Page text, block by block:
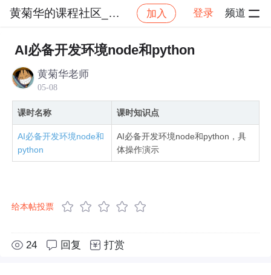
黄菊华的课程社区_NO_27 加入 登录 频道
社区 黄菊华的课程社区_NO_27
AI必备开发环境node和python
黄菊华老师
05-08
课时名称 课时知识点
AI必备开发环境node和
python
AI必备开发环境node和python，具
体操作演示
给本帖投票
24 回复 打赏